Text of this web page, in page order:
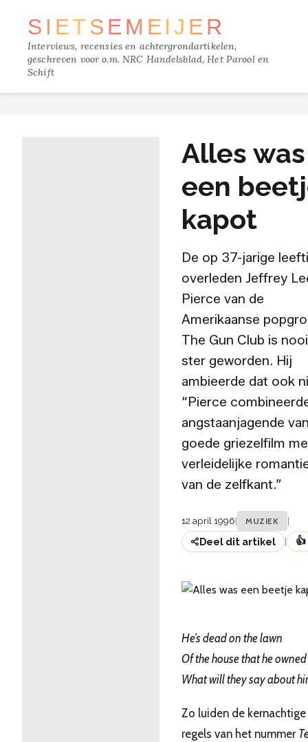
SIETSE MEIJER
Interviews, recensies en achtergrondartikelen,
geschreven voor o.m. NRC Handelsblad, Het Parool en
Schift
Alles was
een
kapot
De op 37-jarige
overleden Jeffrey
Pierce van de
Amerikaanse
The Gun Club is
ster geworden. Hij
ambieerde dat ook
“Pierce
angstaanjagende
goede griezelfilm
verleidelijke
van de zelfkant.”
12 april 1996| MUZIEK |
Deel dit artikel | 👍
He’s dead on the lawn
Of the house that he owned
What will they say about
Zo luiden de
regels van het nummer